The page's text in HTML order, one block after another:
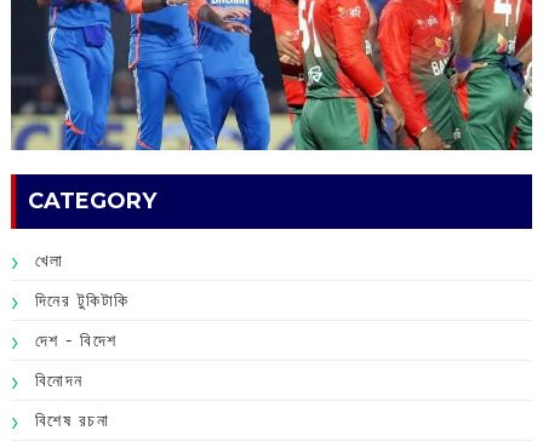
CATEGORY
খেলা
দিনের টুকিটাকি
দেশ - বিদেশ
বিনোদন
বিশেষ রচনা